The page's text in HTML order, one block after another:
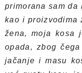
primorana sam da
kao i proizvodima
žena, moja kosa
opada, zbog
jačanje i masu